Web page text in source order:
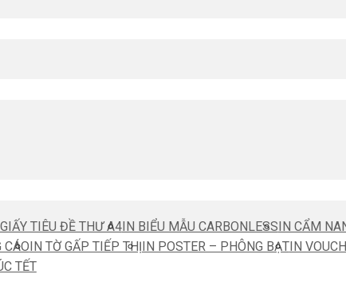
TIÊU ĐỀ THƯ A4IN BIỂU MẪU CARBONLESSIN CẨM
CÁOIN TỜ GẤP TIẾP THỊIN POSTER – PHÔNG BẠTIN
TẾT